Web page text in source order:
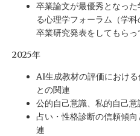
卒業論文が最優秀となっ
る心理学フォーラム（学
卒業研究発表をしてもらっ
2025年
AI生成教材の評価におけ
との関連
公的自己意識、私的自己
占い・性格診断の信頼傾
連